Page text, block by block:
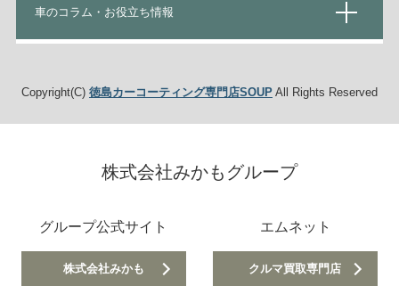
車のコラム・お役立ち情報
Copyright(C) 徳島カーコーティング専門店SOUPAll Rights Reserved
株式会社みかもグループ
グループ公式サイト
株式会社みかも
エムネット
クルマ買取専門店